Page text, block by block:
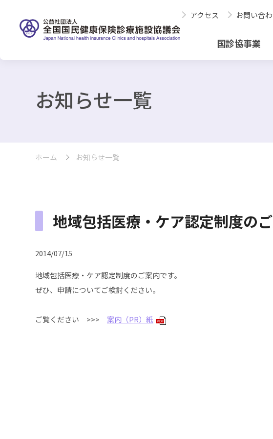
アクセス お問い合
国診協事業
お知らせ一覧
ホーム お知らせ一覧
地域包括医療・ケア認定制度の
2014/07/15
地域包括医療・ケア認定制度のご案内です。
ぜひ、申請についてご検討ください。
ご覧ください >>> 案内（PR）紙 PDF